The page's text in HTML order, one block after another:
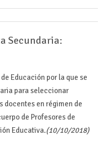
Secundaria:
Educación por la que se
para seleccionar
docentes en régimen de
de Profesores de
Educativa.(10/10/2018)